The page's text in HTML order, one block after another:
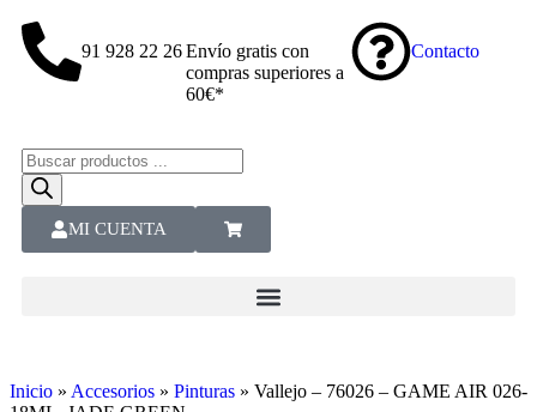
91 928 22 26Envío gratis con
compras superiores a
60€*
Contacto
MI CUENTA
Inicio » Accesorios » Pinturas » Vallejo – 76026 – GAME AIR 026-